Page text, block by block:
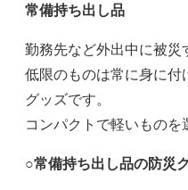
常備持ち出し品
勤務先など外出中に被災
低限のものは常に身に付
グッズです。
コンパクトで軽いものを
○常備持ち出し品の防災